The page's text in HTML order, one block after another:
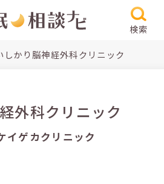
検索
しかり脳神経外科クリニック
外科クリニック
イゲカクリニック